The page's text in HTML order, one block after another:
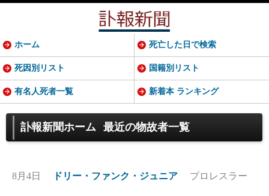
訃報新聞ホーム 最近の物故者一覧
8月4日 ドリー・ファンク・ジュニア プロレスラー
ホーム 死亡した日で検索
死因別リスト 国籍別リスト
有名人死者一覧 新着本 ランキング